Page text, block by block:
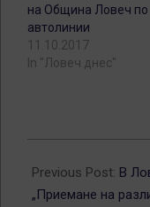
на Община Ловеч по
автолинии
11.10.2017
In "Ловеч днес"
06-
01
Previous Post: В
„Приемане на